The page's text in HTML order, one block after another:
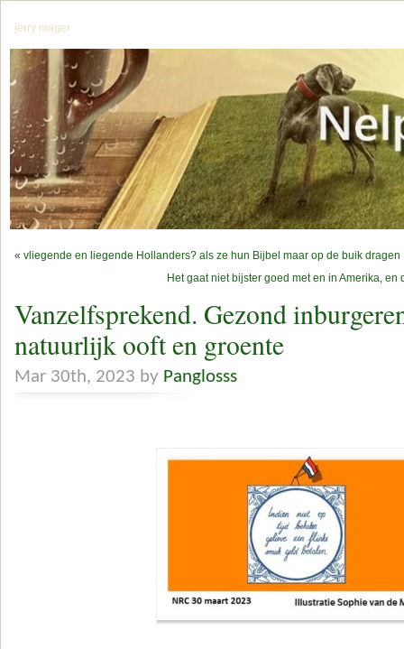
jerry mager
« vliegende en liegende Hollanders? als ze hun Bijbel maar op de buik dragen
Het gaat niet bijster goed met en in Amerika,
Vanzelfsprekend. Gezond
natuurlijk ooft en groente
Mar 30th, 2023 by Panglosss